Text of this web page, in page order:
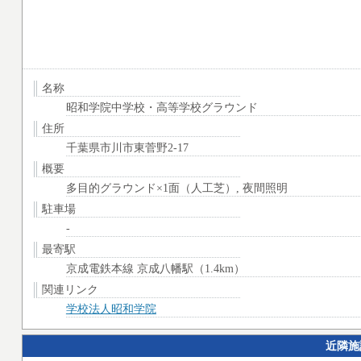
名称
昭和学院中学校・高等学校グラウンド
住所
千葉県市川市東菅野2-17
概要
多目的グラウンド×1面（人工芝）, 夜間照明
駐車場
-
最寄駅
京成電鉄本線 京成八幡駅（1.4km）
関連リンク
学校法人昭和学院
近隣